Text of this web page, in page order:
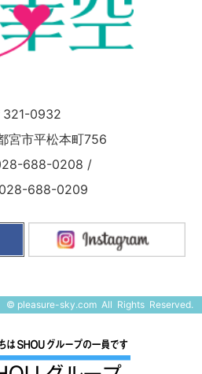
321-0932
宮市平松本町756
688-0208 /
688-0209
© pleasure-sky.comAll Rights Reserved.